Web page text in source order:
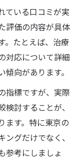
情
判の変化
矯正を比較
理由とは
選びのコツ
とは
ていいのか
本音を探る
ている口コミが実
評価の内容が具体
。たとえば、治療
対応について詳細
向があります。
指標ですが、実際
討することが、
ます。特に東京の
グだけでなく、
参考にしましょ